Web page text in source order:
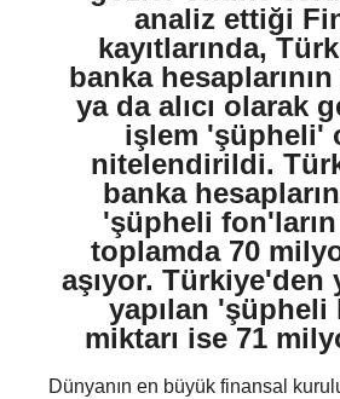
analiz ettiği
kayıtlarında,
banka
ya da alıcı olarak
işlem 'şüpheli'
nitelendirildi.
banka
'şüpheli fon'ların
toplamda 70
aşıyor. Türkiye'den
yapılan 'şüpheli
miktarı ise 71
Dünyanın en büyük finansal